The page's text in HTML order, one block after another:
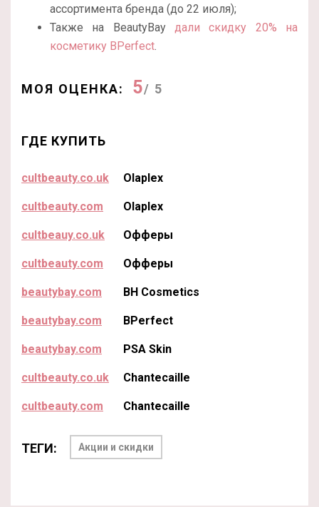
ассортимента бренда (до 22 июля);
Также на BeautyBay дали скидку 20% на
косметику BPerfect.
МОЯ ОЦЕНКА: 5/ 5
ГДЕ КУПИТЬ
cultbeauty.co.uk Olaplex
cultbeauty.com Olaplex
cultbeauy.co.uk Офферы
cultbeauty.com Офферы
beautybay.com BH Cosmetics
beautybay.com BPerfect
beautybay.com PSA Skin
cultbeauty.co.uk Chantecaille
cultbeauty.com Chantecaille
ТЕГИ: Акции и скидки